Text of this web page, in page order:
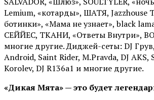
Lemium, «котарды», ШАТЯ, Jazzhouse
ботинки», «Мама не узнает», black
СЕЙЙЕС, ТКАНИ, «Ответы Внутри»,
многие другие. Диджей-сеты: DJ Грув,
Android, Saint Rider, М.Pravda, DJ AKS,
Korolev, DJ R136a1 и многие другие.
«Дикая Мята» — это будет